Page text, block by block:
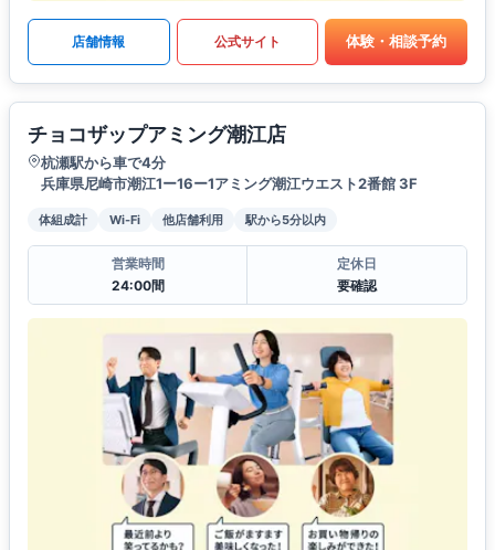
店舗情報 公式サイト 体験・相談予約
チョコザップアミング潮江店
杭瀬駅から車で4分
兵庫県尼崎市潮江1ー16ー1アミング潮江ウエスト2番館 3F
体組成計 Wi-Fi 他店舗利用 駅から5分以内
営業時間
24:00間
定休日
要確認